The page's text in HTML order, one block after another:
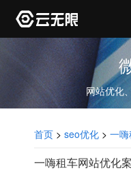
网站优化
首页 > seo优化 > 一
一嗨租车网站优化